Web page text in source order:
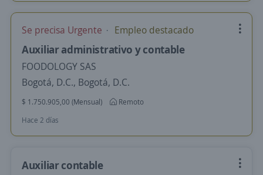
Se precisa Urgente Empleo destacado
Auxiliar administrativo y contable
FOODOLOGY SAS
Bogotá, D.C., Bogotá, D.C.
$ 1.750.905,00 (Mensual)
Remoto
Hace 2 días
Auxiliar contable